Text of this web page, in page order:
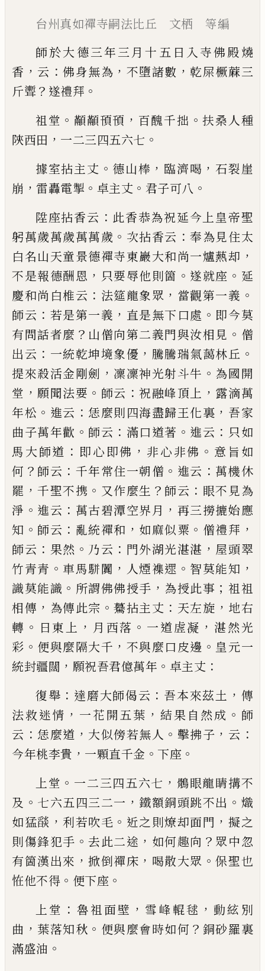
台州真如禪寺嗣法比丘 文栖 等編
師於大德三年三月十五日入寺佛殿燒
香 ， 云 ：佛身無為 ， 不墮諸數 ，乾屎橛蔴三
斤聻 ？ 遂禮拜 。
祖堂 。 顢顢頇頇 ， 百醜千拙 。扶桑人種
陝西田 ， 一二三四五六七 。
據室拈主丈 。 德山棒 ， 臨濟喝 ， 石裂崖
崩 ， 雷轟電掣 。 卓主丈 。 君子可八 。
陞座拈香云 ： 此香恭為祝延今上皇帝聖
躬萬歲萬歲萬萬歲 。 次拈香云 ：奉為見住太
白名山天童景德禪寺東巖大和尚一爐爇却 ，
不是報德酬恩 ， 只要辱他則箇 。 遂就座 。 延
慶和尚 白椎云 ： 法筵龍象眾 ， 當觀第一義 。
師云 ： 若是第一義 ， 直是無下口處 。 即今莫
有問話者麼 ？ 山僧向第二義門與汝相見 。 僧
出云 ： 一統乾坤境象優 ， 騰騰瑞氣藹林丘 。
提來殺活金剛劍 ， 凜凜神光射斗牛 。 為國開
堂 ， 願聞法要 。 師云 ：祝融峰頂上 ， 露滴萬
年松 。 進云 ： 恁麼則四海盡歸王化裏 ， 吾家
曲子萬年歡 。 師云 ： 滿口道著 。 進云 ： 只如
馬大師道 ： 即心即佛 ， 非心非佛 。 意旨如
何 ？ 師云 ： 千年常住一朝僧 。 進云 ： 萬機休
罷 ，千聖不携 。 又作麼生 ？ 師云 ： 眼不見為
淨 。 進云 ： 萬古碧潭空界月 ， 再三撈摝始應
知 。 師云 ： 亂統禪和 ， 如麻似粟 。 僧禮拜 ，
師云 ： 果然 。 乃云 ： 門外湖光湛湛 ， 屋頭翠
竹青青 。 車馬駢闐 ， 人煙襍遝 。 智莫能知 ，
識莫能識 。 所謂佛佛授手 ， 為授此事 ； 祖祖
相傳 ， 為傳此宗 。驀拈主丈 ： 天左旋 ， 地右
轉 。 日東上 ， 月西落 。 一道虗凝 ， 湛然光
彩 。 便與麼隔大千 ， 不與麼口皮邊 。 皇元一
統封疆闊 ， 願祝吾君億萬年 。 卓主丈 ：
復舉 ： 達磨大師偈云 ： 吾本來茲土 ， 傳
法救迷情 ， 一花開五葉 ， 結果自然成 。 師
云 ： 恁麼道 ， 大似傍若無人 。 擊拂子 ， 云 ：
今年桃李貴 ， 一顆直千金 。 下座 。
上堂 。 一二三四五六七 ， 鶻眼龍睛搆不
及 。 七六五四三二一 ， 鐵額銅頭跳不出 。 熾
如猛𦦨 ，利若吹毛 。 近之則燎却面門 ，擬之
則傷鋒犯手 。去此二途 ， 如何趣向 ？ 眾中忽
有箇漢出來 ，掀倒禪床 ， 喝散大眾 。保聖也
恠他不得 。 便下座 。
上堂 ： 魯祖面壁 ， 雪峰輥毬 ，動絃別
曲 ， 葉落知秋 。 便與麼會時如何 ？ 銅砂羅裏
滿盛油 。